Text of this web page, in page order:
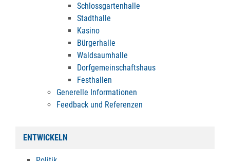
Schlossgartenhalle
Stadthalle
Kasino
Bürgerhalle
Waldsaumhalle
Dorfgemeinschaftshaus
Festhallen
Generelle Informationen
Feedback und Referenzen
ENTWICKELN